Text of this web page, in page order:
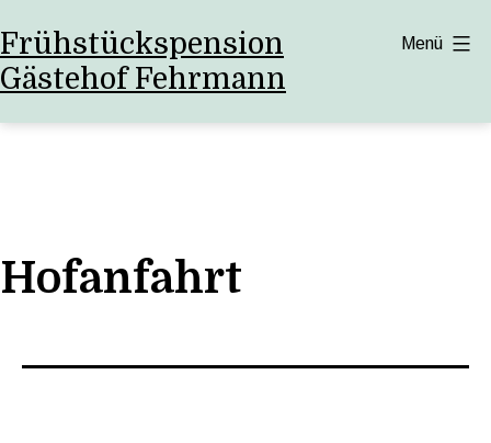
Inhalt
springen
Frühstückspension
Gästehof Fehrmann
Menü
Hofanfahrt